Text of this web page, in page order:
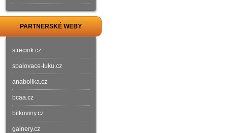
PARTNERSKÉ WEBY
strecink.cz
spalovace-tuku.cz
anabolika.cz
bcaa.cz
bilkoviny.cz
gainery.cz